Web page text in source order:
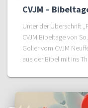
CVJM –
Unter der Überschrift
CVJM Bibeltage von
Goller vom CVJM
aus der Bibel mit ins